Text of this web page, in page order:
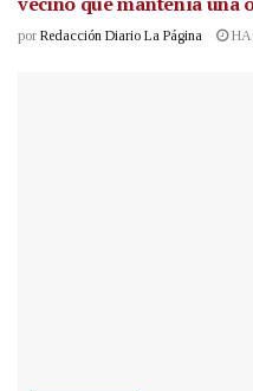
por Redacción Diario La Página